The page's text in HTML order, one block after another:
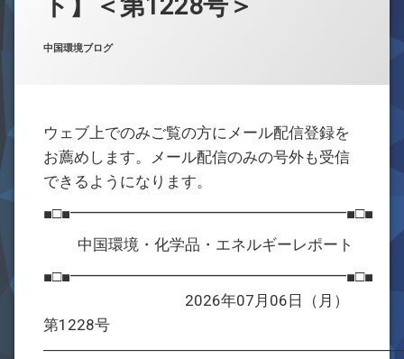
お問合せ
Posted on 2026年7月6日
Updated on 2026年7月6日
byw059105
カテゴリー:
中国環境ブログ
ウェブ上でのみご覧の方にメール配信登録を
お薦めします。メール配信のみの号外も受信
できるようになります。
■□■━━━━━━━━━━━━━━━━━━■□■
中国環境・化学品・エネルギーレポート
■□■━━━━━━━━━━━━━━━━━━■□■
2026年07月06日（月）
第1228号